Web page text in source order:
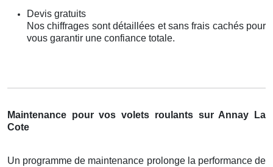
Devis gratuits
Nos chiffrages sont détaillées et sans frais cachés pour
vous garantir une confiance totale.
Maintenance pour vos volets roulants sur Annay La
Cote
Un programme de maintenance prolonge la performance de